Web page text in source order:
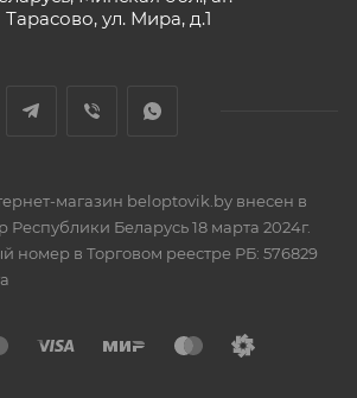
Тарасово, ул. Мира, д.1
магазин beloptovik.by внесен в
Республики Беларусь 18 марта 2024г.
номер в Торговом реестре РБ: 576829